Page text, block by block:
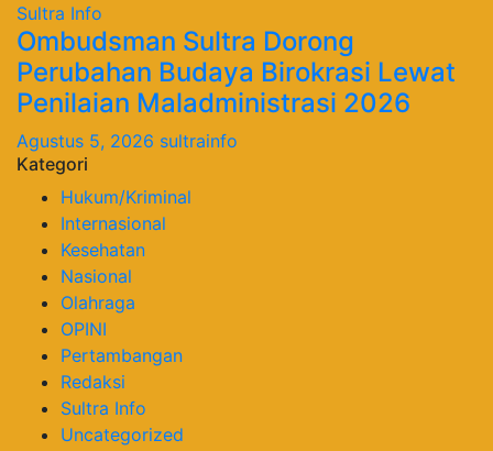
Sultra Info
Ombudsman Sultra Dorong
Perubahan Budaya Birokrasi Lewat
Penilaian Maladministrasi 2026
Agustus 5, 2026 sultrainfo
Kategori
Hukum/Kriminal
Internasional
Kesehatan
Nasional
Olahraga
OPINI
Pertambangan
Redaksi
Sultra Info
Uncategorized